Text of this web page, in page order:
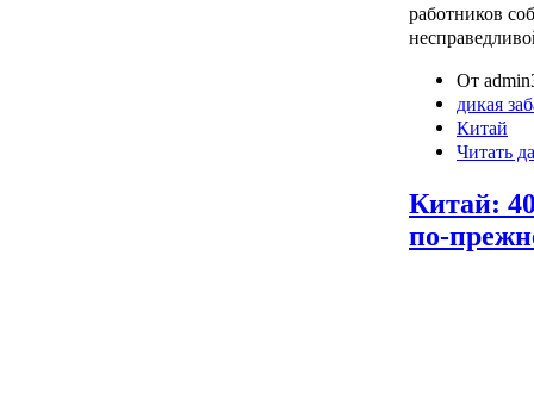
работников
От
дикая
Китай
Читать
Китай:
по-